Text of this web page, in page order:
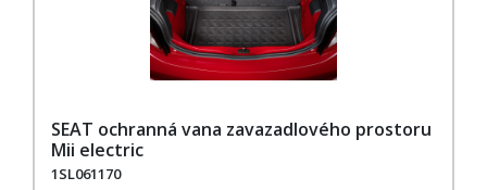
SEAT ochranná vana zavazadlového prostoru
Mii electric
1SL061170